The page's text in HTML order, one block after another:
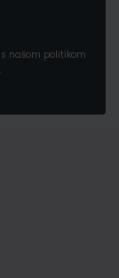
našom politikom